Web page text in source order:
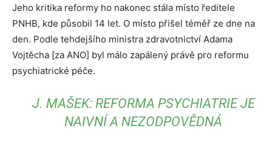
Jeho kritika reformy ho nakonec stála místo ředitele
PNHB, kde působil 14 let. O místo přišel téměř ze dne na
den. Podle tehdejšího ministra zdravotnictví Adama
Vojtěcha [za ANO] byl málo zapálený právě pro reformu
psychiatrické péče.
J. MAŠEK: REFORMA PSYCHIATRIE JE
NAIVNÍ A NEZODPOVĚDNÁ